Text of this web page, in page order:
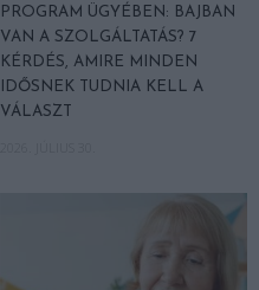
PROGRAM ÜGYÉBEN: BAJBAN
VAN A SZOLGÁLTATÁS? 7
KÉRDÉS, AMIRE MINDEN
IDŐSNEK TUDNIA KELL A
VÁLASZT